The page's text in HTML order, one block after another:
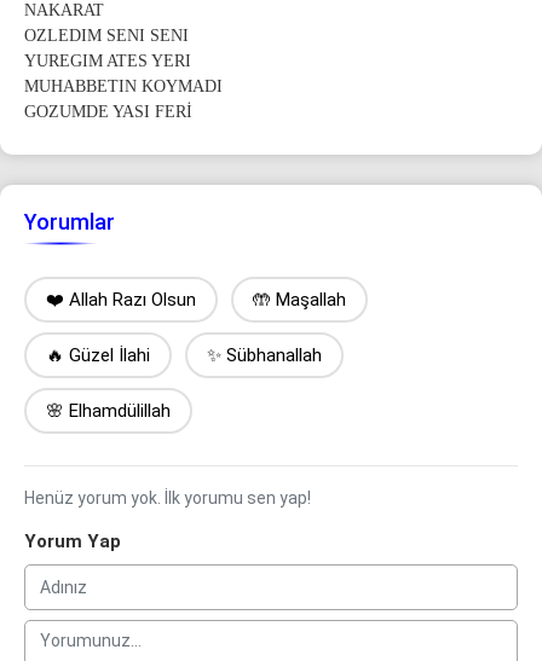
NAKARAT
OZLEDIM SENI SENI
YUREGIM ATES YERI
MUHABBETIN KOYMADI
GOZUMDE YASI FERİ
Yorumlar
❤️ Allah Razı Olsun 🤲 Maşallah
🔥 Güzel İlahi ✨ Sübhanallah
🌸 Elhamdülillah
Henüz yorum yok. İlk yorumu sen yap!
Yorum Yap